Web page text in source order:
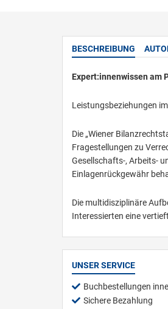
BESCHREIBUNG
Expert:innenwissen am
Leistungsbeziehungen
Die „Wiener
Fragestellungen zu
Gesellschafts-, Arbeits-
Einlagenrückgewähr
Die multidisziplinäre
Interessierten eine
UNSER SERVICE
Buchbestellungen
Sichere Bezahlung